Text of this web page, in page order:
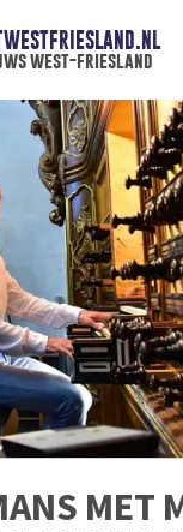
west-friesland
MET